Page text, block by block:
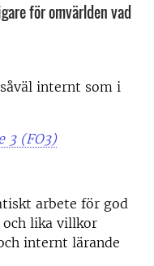
för omvärlden vad
internt som i
3 (FO3)
arbete för god
lika villkor
internt lärande